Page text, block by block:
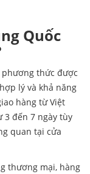
Quốc
phương thức được
lý và khả năng
hàng từ Việt
3 đến 7 ngày tùy
quan tại cửa
thương mại, hàng